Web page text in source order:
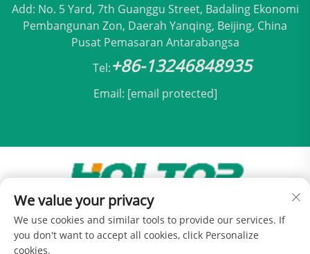
Add: No. 5 Yard, 7th Guanggu Street, Badaling Ekonomi
Pembangunan Zon, Daerah Yanqing, Beijing, China
Pusat Pemasaran Antarabangsa
Tel:+86-13246848935
Email: [email protected]
Hak Cipta © 2025 oleh Holtop Beijing Air
Conditioning Co., Ltd - Dasar Privasi
We value your privacy
We use cookies and similar tools to provide our services. If
you don't want to accept all cookies, click Personalize
cookies.